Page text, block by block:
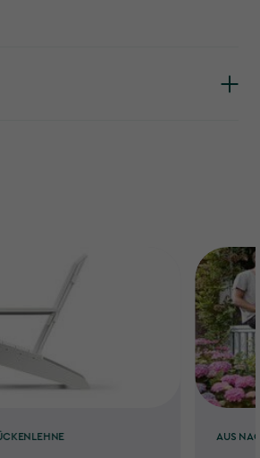
langlebigen, pflegeleichten
und wartungsfreie
AUS